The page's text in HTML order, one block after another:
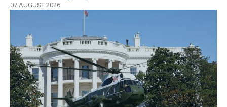
ucis în închisorile siberiene
07 AUGUST 2026